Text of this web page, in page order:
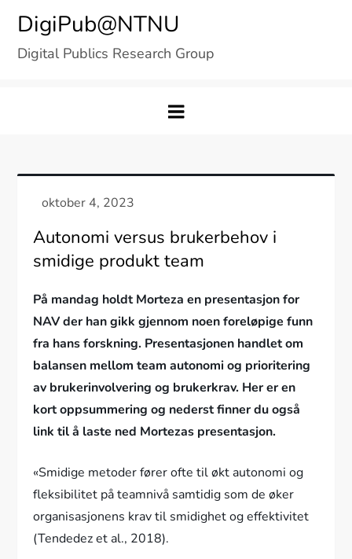
content
DigiPub@NTNU
Digital Publics Research Group
Autonomi versus brukerbehov i
smidige produkt team
På mandag holdt Morteza en presentasjon for
NAV der han gikk gjennom noen foreløpige funn
fra hans forskning. Presentasjonen handlet om
balansen mellom team autonomi og prioritering
av brukerinvolvering og brukerkrav. Her er en
kort oppsummering og nederst finner du også
link til å laste ned Mortezas presentasjon.
«Smidige metoder fører ofte til økt autonomi og
fleksibilitet på teamnivå samtidig som de øker
organisasjonens krav til smidighet og effektivitet
(Tendedez et al., 2018).